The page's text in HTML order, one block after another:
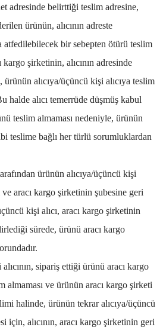
adresinde belirttiği teslim adresine,
ürünün, alıcının adreste
atfedilebilecek bir sebepten ötürü teslim
şirketinin, alıcının adresinde
ürünün alıcıya/üçüncü kişi alıcıya teslim
halde alıcı temerrüde düşmüş kabul
teslim almaması nedeniyle, ürünün
teslime bağlı her türlü sorumluklardan
ürünün alıcıya/üçüncü kişi
ve aracı kargo şirketinin şubesine geri
kişi alıcı, aracı kargo şirketinin
sürede, ürünü aracı kargo
sipariş ettiği ürünü aracı kargo
almaması ve ürünün aracı kargo şirketi
halinde, ürünün tekrar alıcıya/üçüncü
için, alıcının, aracı kargo şirketinin geri